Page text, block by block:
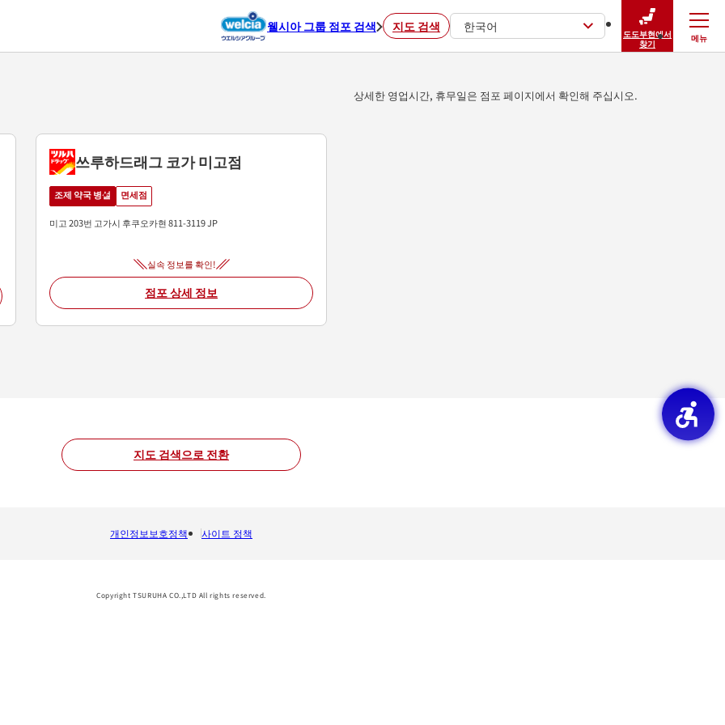
웰시아 그룹 점포 검색 지도 검색 한국어
도도부현에서
찾기
메뉴
닫기
상세한 영업시간, 휴무일은 점포 페이지에서 확인해 주십시오.
쓰루하드래그 코가 미고점
조제 약국 병설 면세점
미고 203번 고가시 후쿠오카현811-3119JP
실속 정보를 확인!
점포 상세 정보
지도 검색으로 전환
개인정보보호정책 사이트 정책
Copyright TSURUHA CO.,LTD All rights reserved.